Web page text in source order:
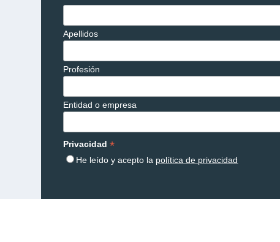
Apellidos
Profesión
Entidad o empresa
Privacidad*
He leído y acepto la política de privacidad